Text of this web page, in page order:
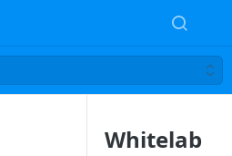
Whitelab